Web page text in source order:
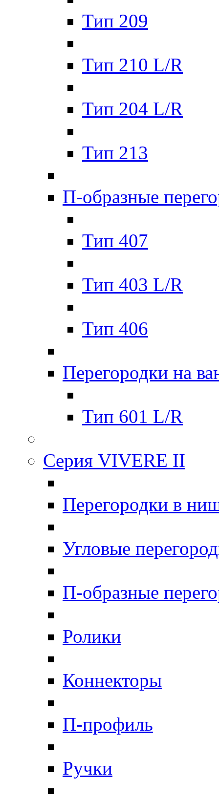
Тип 209
Тип 210 L/R
Тип 204 L/R
Тип 213
П-образные
Тип 407
Тип 403 L/R
Тип 406
Перегородки на
Тип 601 L/R
Серия VIVERE II
Перегородки в
Угловые
П-образные
Ролики
Коннекторы
П-профиль
Ручки